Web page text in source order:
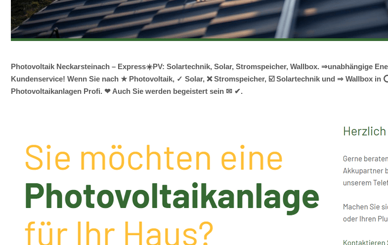
Photovoltaik Neckarsteinach – Express☀️PV️: Solartechnik, Solar, Stromspeicher, Wallbox. ⇒unabhängige
Kundenservice! Wenn Sie nach ★ Photovoltaik, ✓ Solar, ❌ Stromspeicher, ☑️ Solartechnik und ⇒ Wallbox
Photovoltaikanlagen Profi. ❤ Auch Sie werden begeistert sein ✉ ✔.